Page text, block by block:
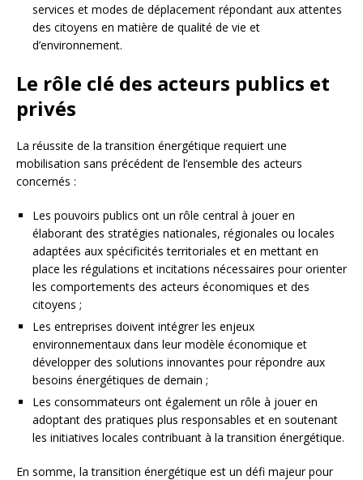
services et modes de déplacement répondant aux attentes
des citoyens en matière de qualité de vie et
d’environnement.
Le rôle clé des acteurs publics et
privés
La réussite de la transition énergétique requiert une
mobilisation sans précédent de l’ensemble des acteurs
concernés :
Les pouvoirs publics ont un rôle central à jouer en
élaborant des stratégies nationales, régionales ou locales
adaptées aux spécificités territoriales et en mettant en
place les régulations et incitations nécessaires pour orienter
les comportements des acteurs économiques et des
citoyens ;
Les entreprises doivent intégrer les enjeux
environnementaux dans leur modèle économique et
développer des solutions innovantes pour répondre aux
besoins énergétiques de demain ;
Les consommateurs ont également un rôle à jouer en
adoptant des pratiques plus responsables et en soutenant
les initiatives locales contribuant à la transition énergétique.
En somme, la transition énergétique est un défi majeur pour